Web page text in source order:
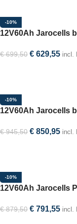
-10%
12V60Ah Jarocells
€699,50 € 629,55 incl.
-10%
12V60Ah Jarocells
€945,50 € 850,95 incl.
-10%
12V60Ah Jarocells
€879,50 € 791,55 incl.